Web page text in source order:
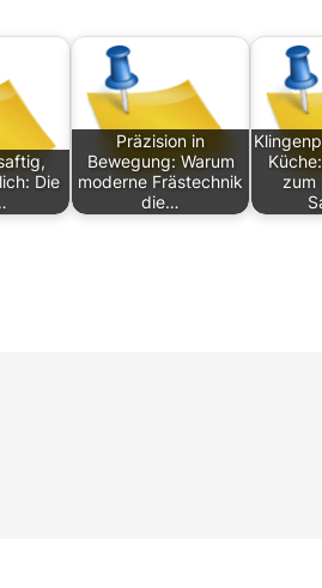
Die
Präzision in
Bewegung: Warum
moderne Frästechnik
die…
zum